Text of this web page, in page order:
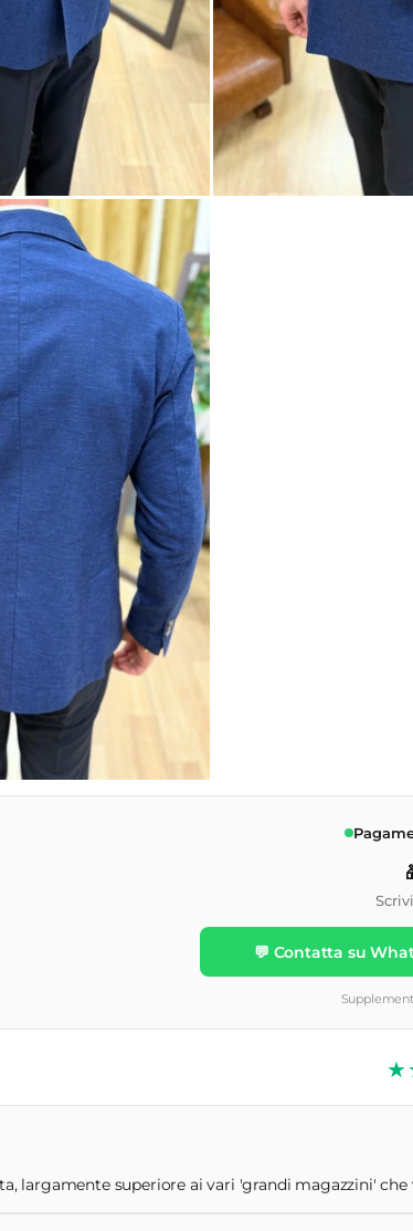
💬 Contatta su
largamente superiore ai vari 'grandi magazzini'